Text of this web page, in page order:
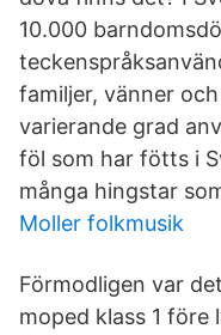
10.000
familjer, vänner
varierande grad
föl som har fötts i
många hingstar
Moller folkmusik
Förmodligen var
moped klass 1 före